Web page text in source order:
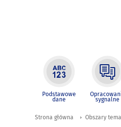
Podstawowe
dane sygnalne
Strona główna Obszary